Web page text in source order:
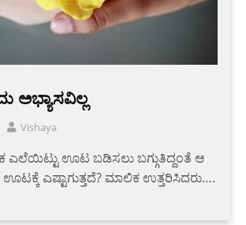
ಅಭ್ಯಾಸವಿಲ್ಲ
Vishaya
ಊಟ ಬಡಿಸಲು ಬಗ್ಗುತಿದ್ದಂತೆ ಆ
ಊಟಕ್ಕೆ ಎಷ್ಟಾಗುತ್ತದೆ? ಮಾಲಿಕ ಉತ್ತರಿಸಿದರು….